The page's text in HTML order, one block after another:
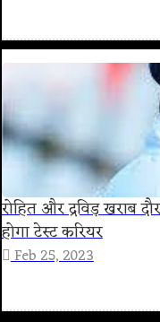
रोहित और द्रविड़ खराब
होगा टेस्ट करियर
Feb 25, 2023